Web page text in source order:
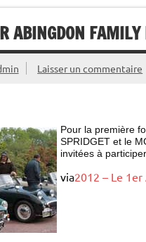
ABINGDON
Laisser un commentaire
Pour la première
SPRIDGET et le
invitées à
via2012 – Le